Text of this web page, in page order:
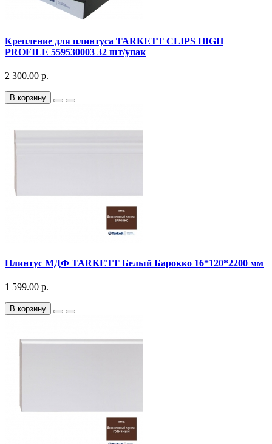
Крепление для плинтуса TARKETT CLIPS HIGH
PROFILE 559530003 32 шт/упак
2 300.00 р.
В корзину
Плинтус МДФ TARKETT Белый Барокко 16*120*2200 мм
1 599.00 р.
В корзину